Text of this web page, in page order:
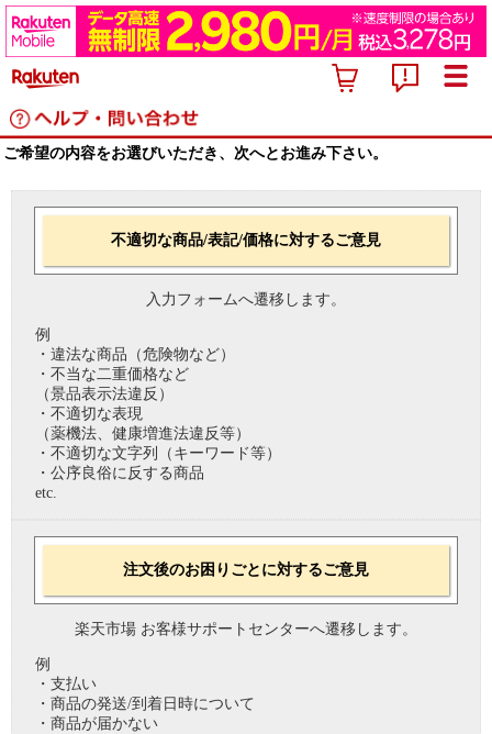
ご希望の内容をお選びいただき、次へとお進み下さい。
不適切な商品/表記/価格に対するご意見
入力フォームへ遷移します。
例
・違法な商品（危険物など）
・不当な二重価格など
（景品表示法違反）
・不適切な表現
（薬機法、健康増進法違反等）
・不適切な文字列（キーワード等）
・公序良俗に反する商品
etc.
注文後のお困りごとに対するご意見
楽天市場 お客様サポートセンターへ遷移します。
例
・支払い
・商品の発送/到着日時について
・商品が届かない